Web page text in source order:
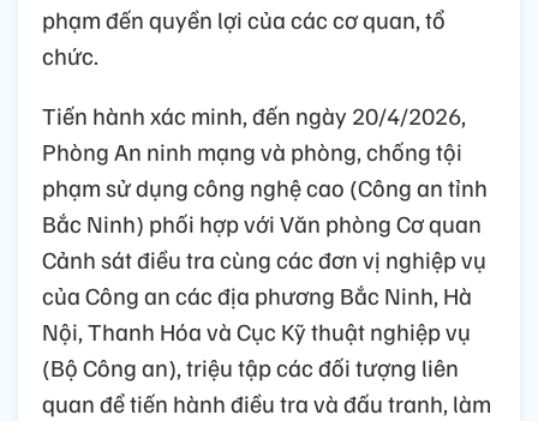
phạm đến quyền lợi của các cơ quan, tổ
chức.
Tiến hành xác minh, đến ngày 20/4/2026,
Phòng An ninh mạng và phòng, chống tội
phạm sử dụng công nghệ cao (Công an tỉnh
Bắc Ninh) phối hợp với Văn phòng Cơ quan
Cảnh sát điều tra cùng các đơn vị nghiệp vụ
của Công an các địa phương Bắc Ninh, Hà
Nội, Thanh Hóa và Cục Kỹ thuật nghiệp vụ
(Bộ Công an), triệu tập các đối tượng liên
quan để tiến hành điều tra và đấu tranh, làm